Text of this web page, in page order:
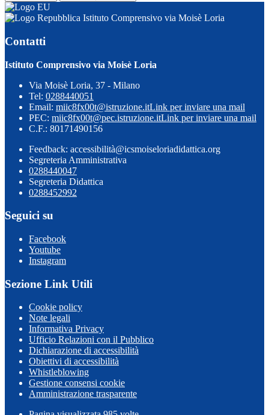
Istituto Comprensivo via Moisè Loria
Contatti
Istituto Comprensivo via Moisè Loria
Via Moisè Loria, 37 - Milano
Tel: 0288440051
Email: miic8fx00t@istruzione.itLink per inviare una mail
PEC: miic8fx00t@pec.istruzione.itLink per inviare una mail
C.F.: 80171490156
Feedback: accessibilità@icsmoiseloriadidattica.org
Segreteria Amministrativa
0288440047
Segreteria Didattica
0288452992
Seguici su
Facebook
Youtube
Instagram
Sezione Link Utili
Cookie policy
Note legali
Informativa Privacy
Ufficio Relazioni con il Pubblico
Dichiarazione di accessibilità
Obiettivi di accessibilità
Whistleblowing
Gestione consensi cookie
Amministrazione trasparente